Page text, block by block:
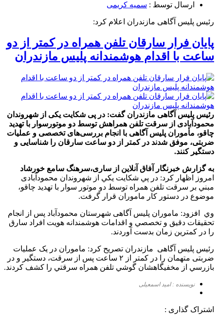
ارسال توسط : سمیه کریمی
رئیس پلیس آگاهی مازندران اعلام کرد:
پایان فرار سارقان تلفن همراه در کمتر از دو
ساعت با اقدام هوشمندانه پلیس مازندران
رئیس پلیس آگاهی مازندران گفت: در پی شکایت یکی از شهروندان
محمودآبادی از سرقت تلفن همراهش توسط دو موتور‌سوار با تهدید
چاقو، مأموران پلیس آگاهی با انجام بررسی‌های تخصصی و عملیات
ضربتی، موفق شدند در کمتر از دو ساعت سارقان را شناسایی و
دستگیر کنند.
به گزارش خبرنگار آفاق آنلاین از ساری،سرهنگ سامع خورشاد
امروز اظهار کرد: در پي شکايت يکي از شهروندان محمودآبادی
مبني بر سرقت تلفن همراه توسط دو موتور سوار با تهدید چاقو،
موضوع در دستور کار ماموران قرار گرفت.
وي افزود: ماموران پلیس آگاهی شهرستان محمودآباد پس از انجام
تحقيقات دقيق و تخصصي و اقدامات هوشمندانه هويت افراد سارق
را در کمترين زمان بدست آوردند.
رئیس پلیس آگاهی مازندران تصریح کرد: ماموران در یک عملیات
ضربتی متهمان را در کمتر از ۲ ساعت پس از سرقت، دستگير و در
بازرسي از مخفيگاهشان گوشي تلفن همراه سرقتي را کشف کردند.
نویسنده : امید اسمعیلی
اشتراک گذاری :